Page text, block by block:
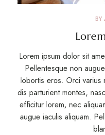
BY
Lorem ipsum dolor sit
Pellentesque non
lobortis eros. Orci varius
dis parturient montes,
efficitur lorem, nec
augue iaculis aliquam.